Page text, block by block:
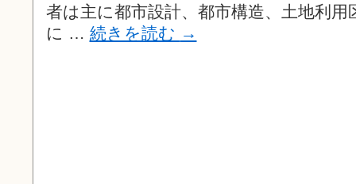
者は主に都市設計、都市構造、土地利用
に … 続きを読む →